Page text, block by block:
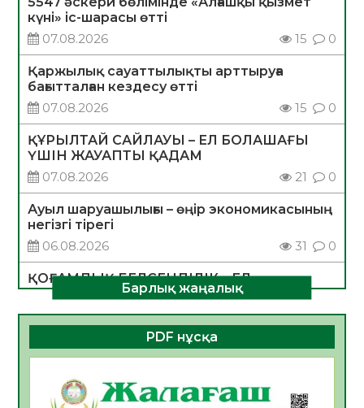
күні» іс-шарасы өтті
07.08.2026
15 0
Қаржылық сауаттылықты арттыруға
бағытталған кездесу өтті
07.08.2026
15 0
ҚҰРЫЛТАЙ САЙЛАУЫ – ЕЛ БОЛАШАҒЫ
ҮШІН ЖАУАПТЫ ҚАДАМ
07.08.2026
21 0
Ауыл шаруашылығы – өңір экономикасының
негізгі тірегі
06.08.2026
31 0
ҚОҒАМДЫҚ БЕЛСЕНДІЛІК – ЕЛ
ДАМУЫНЫҢ НЕГІЗІ
06.08.2026
30 0
ҚҰРЫЛТАЙ САЙЛАУЫ – БОЛАШАҚҚА
06.08.2026
Барлық жаңалық
PDF нұсқа